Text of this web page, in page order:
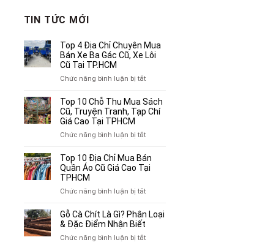
là:
7,300,000₫.
4,500,000₫.
TIN TỨC MỚI
Top 4 Địa Chỉ Chuyên Mua
Bán Xe Ba Gác Cũ, Xe Lôi
Cũ Tại TP.HCM
Chức năng bình luận bị tắtở
4
Địa
Xe
Ba
Cũ,
Lôi
Cũ
Tại
Top 10 Chỗ Thu Mua Sách
Cũ, Truyện Tranh, Tạp Chí
Giá Cao Tại TPHCM
Chức năng bình luận bị tắtở
10
Chỗ
Truyện
Tranh,
Tạp
Top 10 Địa Chỉ Mua Bán
Quần Áo Cũ Giá Cao Tại
TPHCM
Chức năng bình luận bị tắtở
10
Địa
Mua
Gỗ Cà Chít Là Gì? Phân Loại
& Đặc Điểm Nhận Biết
Chức năng bình luận bị tắtở